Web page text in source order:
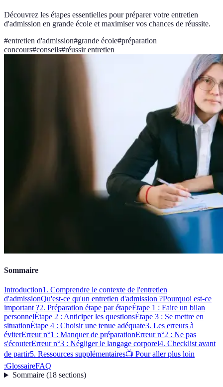
Découvrez les étapes essentielles pour préparer votre entretien
d'admission en grande école et maximiser vos chances de réussite.
#entretien d'admission#grande école#préparation
concours#conseils#réussir entretien
Sommaire
Introduction1. Comprendre le contexte de l'entretien
d'admissionQu'est-ce qu'un entretien d'admission ?Pourquoi est-ce
important ?2. Préparation étape par étapeÉtape 1 : Faire un bilan
personnelÉtape 2 : Anticiper les questionsÉtape 3 : Se mettre en
situationÉtape 4 : Choisir une tenue adéquate3. Les erreurs à
éviterErreur n°1 : Manquer de préparationErreur n°2 : Ne pas
s'écouterErreur n°3 : Négliger le langage corporel4. Checklist avant
de partir5. Ressources supplémentaires📺 Pour aller plus loin
:GlossaireFAQ
Sommaire(18 sections)